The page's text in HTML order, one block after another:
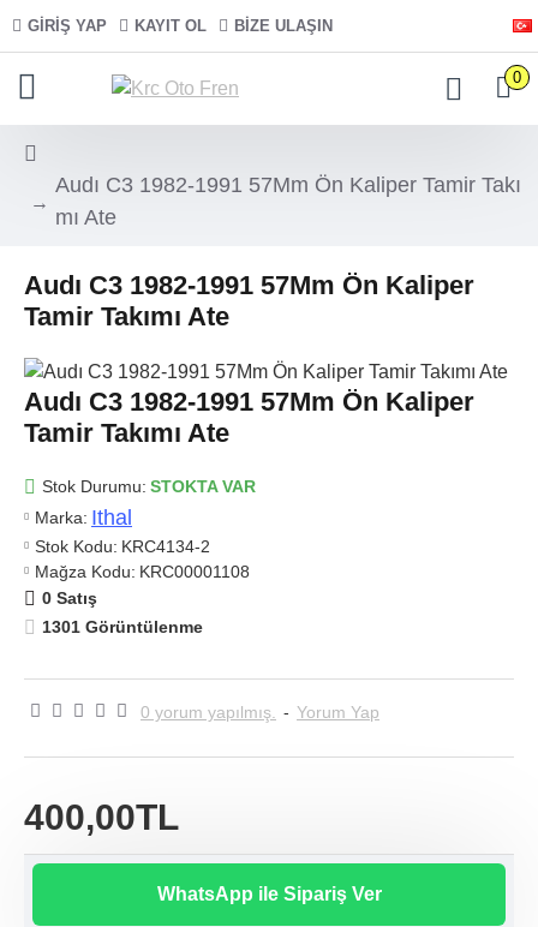
GIRIŞ YAP KAYIT OL BIZE ULAŞIN
0
Audı C3 1982-1991 57Mm Ön Kaliper Tamir Takı
mı Ate
Audı C3 1982-1991 57Mm Ön Kaliper
Tamir Takımı Ate
Audı C3 1982-1991 57Mm Ön Kaliper
Tamir Takımı Ate
Stok Durumu: STOKTA VAR
Marka: Ithal
Stok Kodu: KRC4134-2
Mağza Kodu: KRC00001108
0 Satış
1301 Görüntülenme
0 yorum yapılmış. - Yorum Yap
400,00TL
WhatsApp ile Sipariş Ver